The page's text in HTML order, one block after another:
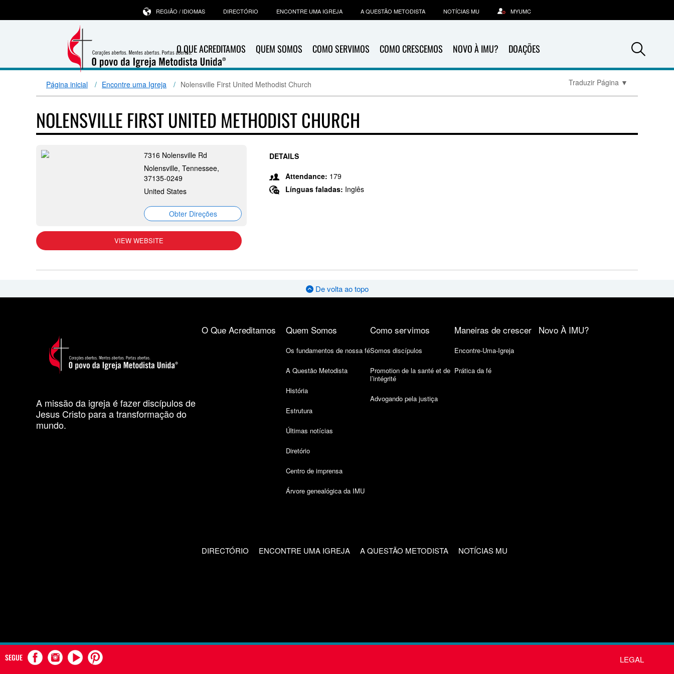
O QUE ACREDITAMOS QUEM SOMOS COMO SERVIMOS COMO CRESCEMOS NOVO À IMU? DOAÇÕES
REGIÃO / IDIOMAS DIRECTÓRIO ENCONTRE UMA IGREJA A QUESTÃO METODISTA NOTÍCIAS MU MYUMC
Página inicial Encontre uma Igreja Nolensville First United Methodist Church Traduzir Página ▼
NOLENSVILLE FIRST UNITED METHODIST CHURCH
7316 Nolensville Rd
Nolensville, Tennessee,
37135-0249
United States
Obter Direções
VIEW WEBSITE
DETAILS
Attendance: 179
Línguas faladas: Inglês
De volta ao topo
A missão da igreja é fazer discípulos de
Jesus Cristo para a transformação do
mundo.
O Que Acreditamos Quem Somos
Os fundamentos de nossa fé
A Questão Metodista
História
Estrutura
Últimas notícias
Diretório
Centro de imprensa
Árvore genealógica da IMU
Como servimos
Somos discípulos
Promotion de la santé et de
l’intégrité
Advogando pela justiça
Maneiras de crescer
Encontre-Uma-Igreja
Prática da fé
Novo À IMU?
DIRECTÓRIO ENCONTRE UMA IGREJA A QUESTÃO METODISTA NOTÍCIAS MU
SEGUE LEGAL